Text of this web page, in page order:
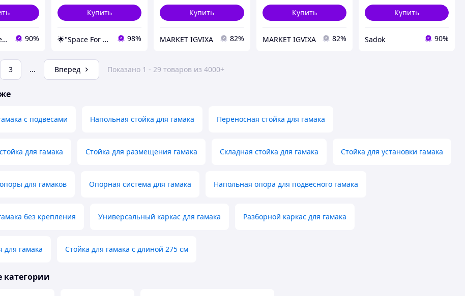
3. ForFit Интернет-магазин спортивных товаров 90%
Купить
🌟"Space For Shop" Интернет-магазин 98%
Купить
MARKET IGVIXA 82%
Купить
MARKET IGVIXA 82%
Купить
Sadok 90%
3 ... Вперед Показано 1 - 29 товаров из 4000+
с подвесами Напольная стойка для гамака Переносная стойка для гамака
для гамака Стойка для размещения гамака Складная стойка для гамака Стойка для установки гамака
для гамаков Опорная система для гамака Напольная опора для подвесного гамака
без крепления Универсальный каркас для гамака Разборной каркас для гамака
для гамака Стойка для гамака с длиной 275 см
категории